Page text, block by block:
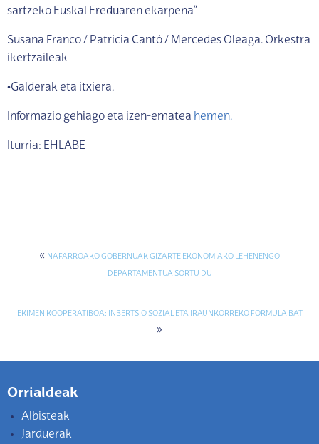
sartzeko Euskal Ereduaren ekarpena”
Susana Franco / Patricia Cantó / Mercedes Oleaga. Orkestra
ikertzaileak
•Galderak eta itxiera.
Informazio gehiago eta izen-ematea hemen.
Iturria: EHLABE
« NAFARROAKO GOBERNUAK GIZARTE EKONOMIAKO LEHENENGO
DEPARTAMENTUA SORTU DU
EKIMEN KOOPERATIBOA: INBERTSIO SOZIAL ETA IRAUNKORREKO FORMULA BAT
»
Orrialdeak
Albisteak
Jarduerak